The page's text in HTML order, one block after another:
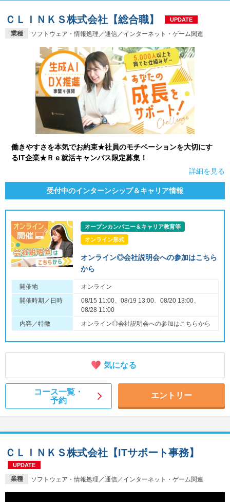
業種 ソフトウェア・情報処理／通信／インターネット・ゲーム関連
ＣＬＩＮＫＳ株式会社【総合職】 UPDATE
働きやすさを本気でお約束★社員のモチベーションを大切にす
るIT企業★Ｒｅ就活キャンパス限定募集！
詳細を見る
受付中のインターンシップ＆キャリア情報
オープンカンパニー＆キャリア教育等
オンライン形式
オンライン◎会社説明会への参加はこちら
から
開催地
オンライン
開催時期／日時
08/15 11:00、08/19 13:00、08/20 13:00、
08/28 11:00
内容／特徴
オンライン◎会社説明会への参加はこちらから
気になる
コース一覧・
予約
エントリー
業種 ソフトウェア・情報処理／通信／インターネット・ゲーム関連
ＣＬＩＮＫＳ株式会社【ITサポート事務】
UPDATE